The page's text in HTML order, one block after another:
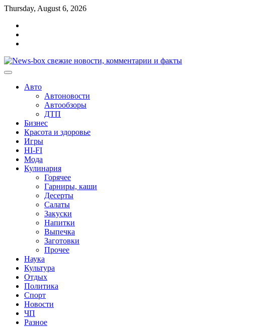
Перейти
содержимому
Thursday, August 6, 2026
Авто
Автоновости
Автообзоры
ДТП
Бизнес
Красота и здоровье
Игры
HI-FI
Мода
Кулинария
Горячее
Гарниры, каши
Десерты
Салаты
Закуски
Напитки
Выпечка
Заготовки
Прочее
Наука
Культура
Отдых
Политика
Спорт
Новости
ЧП
Разное